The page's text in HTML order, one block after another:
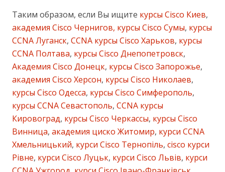
Таким образом, если Вы ищите курсы Cisco Киев,
академия Cisco Чернигов, курсы Cisco Сумы, курсы
CCNA Луганск, CCNA курсы Cisco Харьков, курсы
CCNA Полтава, курсы Cisco Днепопетровск,
Академия Cisco Донецк, курсы Cisco Запорожье,
академия Cisco Херсон, курсы Cisco Николаев,
курсы Cisco Одесса, курсы Cisco Симферополь,
курсы CCNA Севастополь, CCNA курсы
Кировоград, курсы Cisco Черкассы, курсы Cisco
Винница, академия циско Житомир, курси CCNA
Хмельницький, курси Cisco Тернопіль, cisco курси
Рівне, курси Cisco Луцьк, курси Cisco Львів, курси